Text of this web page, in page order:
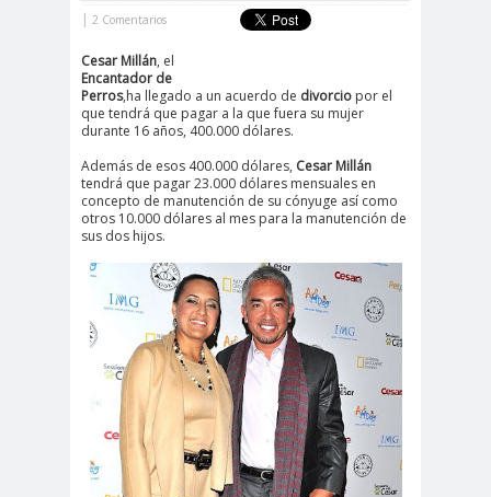
| 2 Comentarios
Cesar Millán, el
Encantador de
Perros,ha llegado a un acuerdo de divorcio por el
que tendrá que pagar a la que fuera su mujer
durante 16 años, 400.000 dólares.
Además de esos 400.000 dólares, Cesar Millán
tendrá que pagar 23.000 dólares mensuales en
concepto de manutención de su cónyuge así como
otros 10.000 dólares al mes para la manutención de
sus dos hijos.